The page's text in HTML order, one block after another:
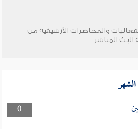
1444هـ
والمحاضرات الأرشيفية من
المباشر
الشهر
0